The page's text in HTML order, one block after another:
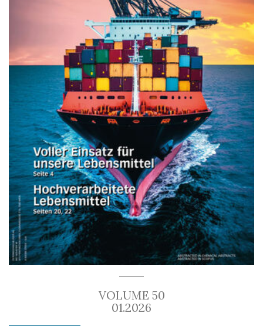
VOLUME 50
01.2026